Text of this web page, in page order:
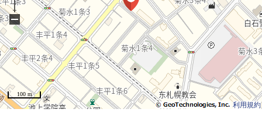
・洗碗机全部已换新
・整体卫浴全部已换新
・盥洗台全部已换新
・厕所全部已换新
・门一部分交换
・室内清洁
利用規約
100 m
−